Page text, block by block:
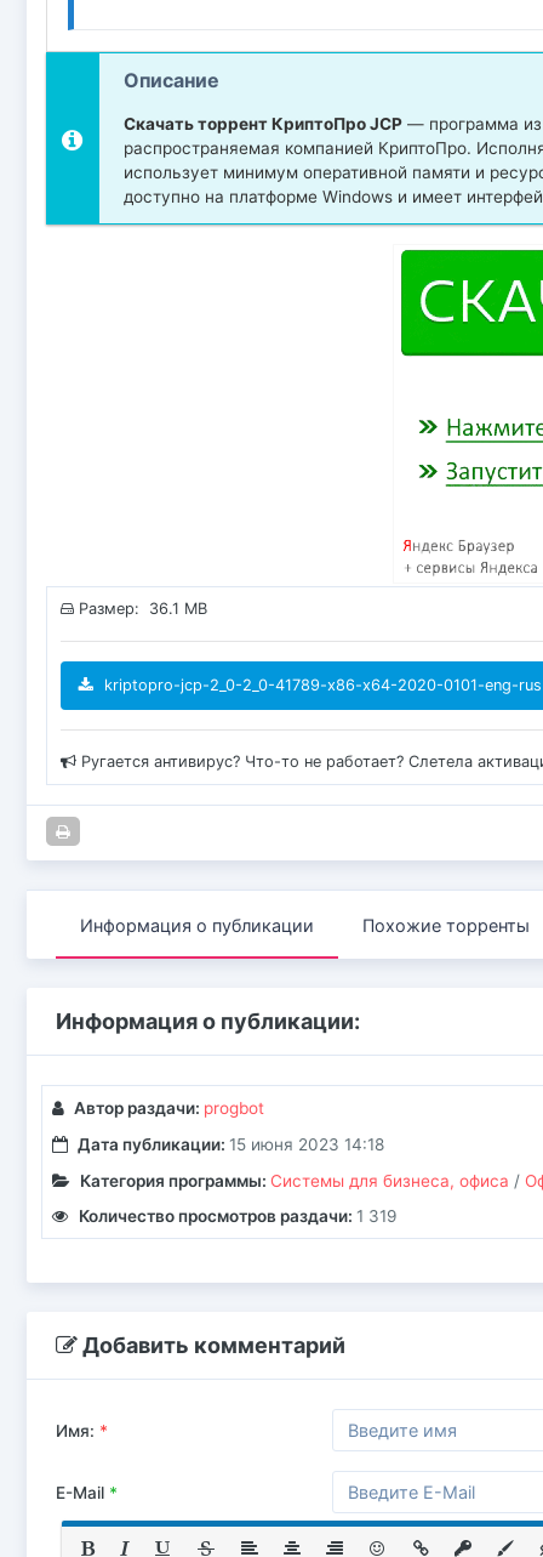
Описание
Скачать торрент КриптоПро JCP— программа из
распространяемая компанией КриптоПро.
использует минимум оперативной памяти и
доступно на платформе Windows и имеет
Размер: 36.1 MB
kriptopro-jcp-2_0-2_0-41789-x86-x64-2020-0101-eng-
Ругается антивирус? Что-то не работает? Слетела
Информация о публикации Похожие торренты
Информация о публикации:
Автор раздачи: progbot
Дата публикации: 15 июня 2023 14:18
Категория программы: Системы для бизнеса, офиса /
Количество просмотров раздачи: 1 319
Добавить комментарий
Имя: *
E-Mail *